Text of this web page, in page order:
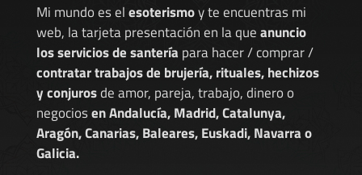
Mi mundo es elesoterismoy te encuentras mi
web, la tarjeta presentación en la queanuncio
los servicios de santería para hacer / comprar /
contratar trabajos de brujería, rituales, hechizos
y conjurosde amor, pareja, trabajo, dinero o
negociosen Andalucía, Madrid, Catalunya,
Aragón, Canarias, Baleares, Euskadi, Navarra o
Galicia.